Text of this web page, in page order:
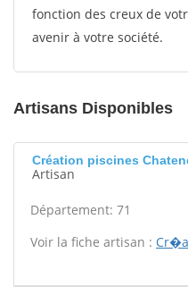
fonction des creux de
avenir à votre société.
Artisans Disponibles
Création piscines
Artisan
Département: 71
Voir la fiche artisan :